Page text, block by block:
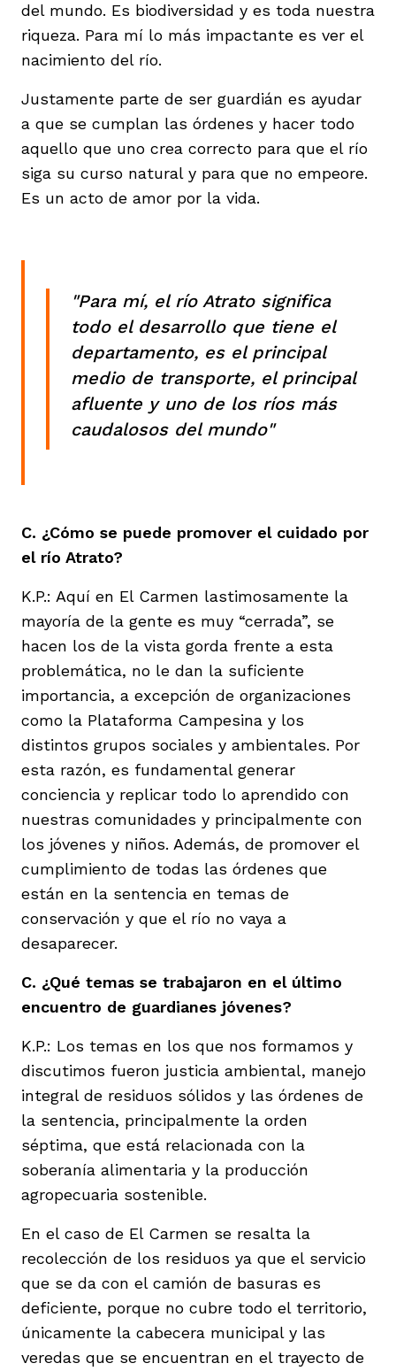
del mundo. Es biodiversidad y es toda nuestra
riqueza. Para mí lo más impactante es ver el
nacimiento del río.
Justamente parte de ser guardián es ayudar
a que se cumplan las órdenes y hacer todo
aquello que uno crea correcto para que el río
siga su curso natural y para que no empeore.
Es un acto de amor por la vida.
"Para mí, el río Atrato significa
todo el desarrollo que tiene el
departamento, es el principal
medio de transporte, el principal
afluente y uno de los ríos más
caudalosos del mundo"
C. ¿Cómo se puede promover el cuidado por
el río Atrato?
K.P.: Aquí en El Carmen lastimosamente la
mayoría de la gente es muy “cerrada”, se
hacen los de la vista gorda frente a esta
problemática, no le dan la suficiente
importancia, a excepción de organizaciones
como la Plataforma Campesina y los
distintos grupos sociales y ambientales. Por
esta razón, es fundamental generar
conciencia y replicar todo lo aprendido con
nuestras comunidades y principalmente con
los jóvenes y niños. Además, de promover el
cumplimiento de todas las órdenes que
están en la sentencia en temas de
conservación y que el río no vaya a
desaparecer.
C. ¿Qué temas se trabajaron en el último
encuentro de guardianes jóvenes?
K.P.: Los temas en los que nos formamos y
discutimos fueron justicia ambiental, manejo
integral de residuos sólidos y las órdenes de
la sentencia, principalmente la orden
séptima, que está relacionada con la
soberanía alimentaria y la producción
agropecuaria sostenible.
En el caso de El Carmen se resalta la
recolección de los residuos ya que el servicio
que se da con el camión de basuras es
deficiente, porque no cubre todo el territorio,
únicamente la cabecera municipal y las
veredas que se encuentran en el trayecto de